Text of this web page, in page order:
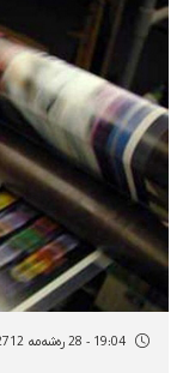
19:04 - 28 رەشەمه 2712